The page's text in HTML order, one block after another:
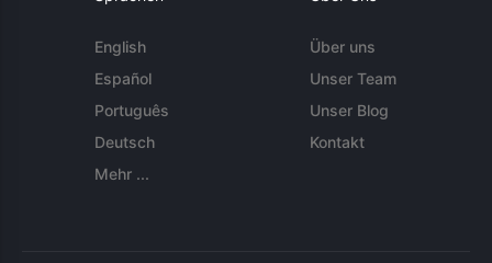
English
Español
Português
Deutsch
Mehr ...
Über uns
Unser Team
Unser Blog
Kontakt